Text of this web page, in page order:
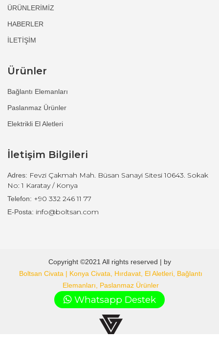
ÜRÜNLERİMİZ
HABERLER
İLETİŞİM
Ürünler
Bağlantı Elemanları
Paslanmaz Ürünler
Elektrikli El Aletleri
İletişim Bilgileri
Adres: Fevzi Çakmah Mah. Büsan Sanayi Sitesi 10643. Sokak
No: 1 Karatay / Konya
Telefon: +90 332 246 11 77
E-Posta: info@boltsan.com
Copyright ©2021 All rights reserved | by
Boltsan Civata | Konya Civata, Hırdavat, El Aletleri, Bağlantı
Elemanları, Paslanmaz Ürünler
.
Whatsapp Destek